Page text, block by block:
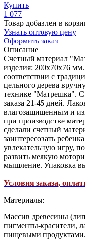
Купить
1 077
Товар добавлен в
Узнать оптовую цену
Оформить заказ
Описание
Счетный материал
изделия: 200х70х76
соответствии с
цельного дерева
технике "Матрешка".
заказа 21-45 дней.
влагозащищенным и
при производстве
сделали счетный
заинтересовать
увлекательную игру,
развить мелкую
мышление. Упаковка
Условия заказа,
Материалы:
Массив древесины
пигменты-красители,
пищевыми продуктами.